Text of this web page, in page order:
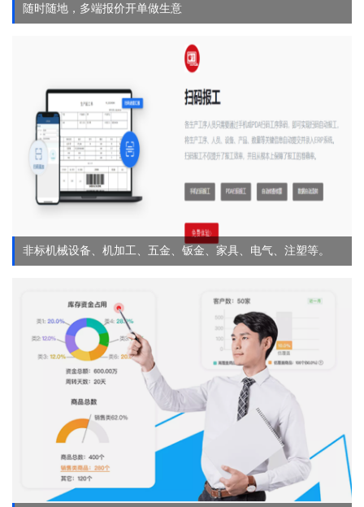
随时随地，多端报价开单做生意
非标机械设备、机加工、五金、钣金、家具、电气、注塑等。